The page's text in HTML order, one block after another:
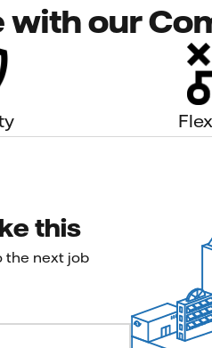
with our
this
the next job